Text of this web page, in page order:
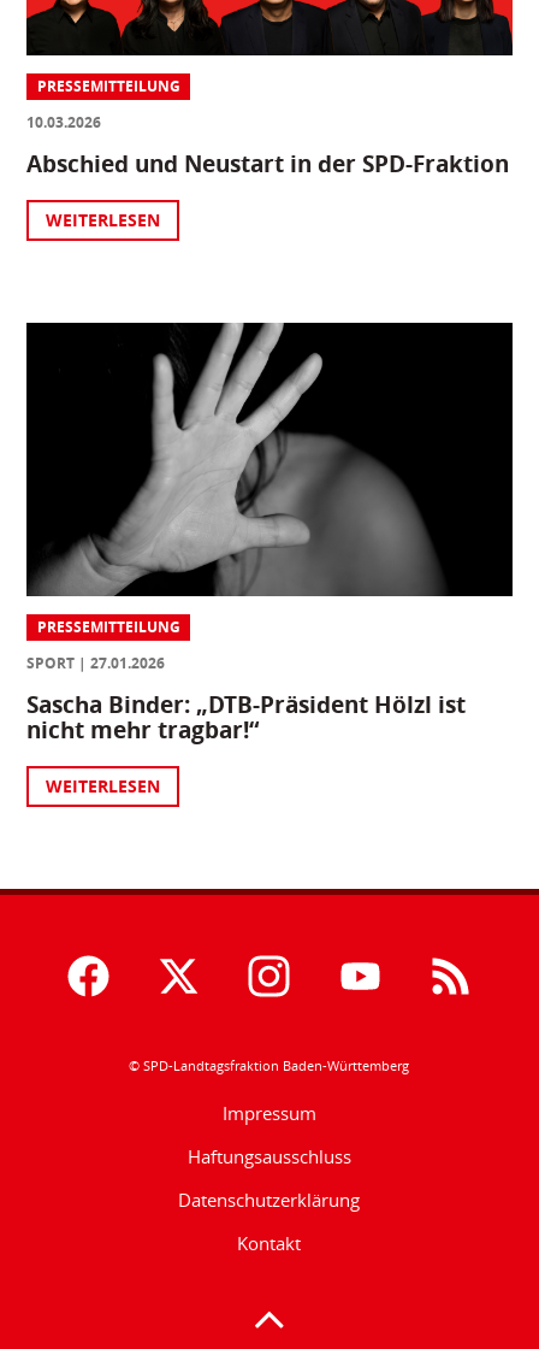
PRESSEMITTEILUNG
10.03.2026
Abschied und Neustart in der SPD-Fraktion
WEITERLESEN
PRESSEMITTEILUNG
SPORT
27.01.2026
Sascha Binder: „DTB-Präsident Hölzl ist
nicht mehr tragbar!“
WEITERLESEN
© SPD-Landtagsfraktion Baden-Württemberg
Impressum
Haftungsausschluss
Datenschutzerklärung
Kontakt